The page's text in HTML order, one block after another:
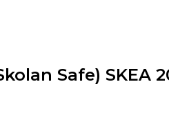
Safe) SKEA